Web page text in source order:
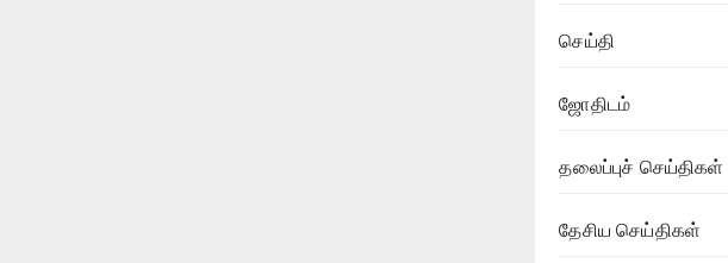
செய்தி
ஜோதிடம்
தலைப்புச் செய்திகள்
தேசிய செய்திகள்